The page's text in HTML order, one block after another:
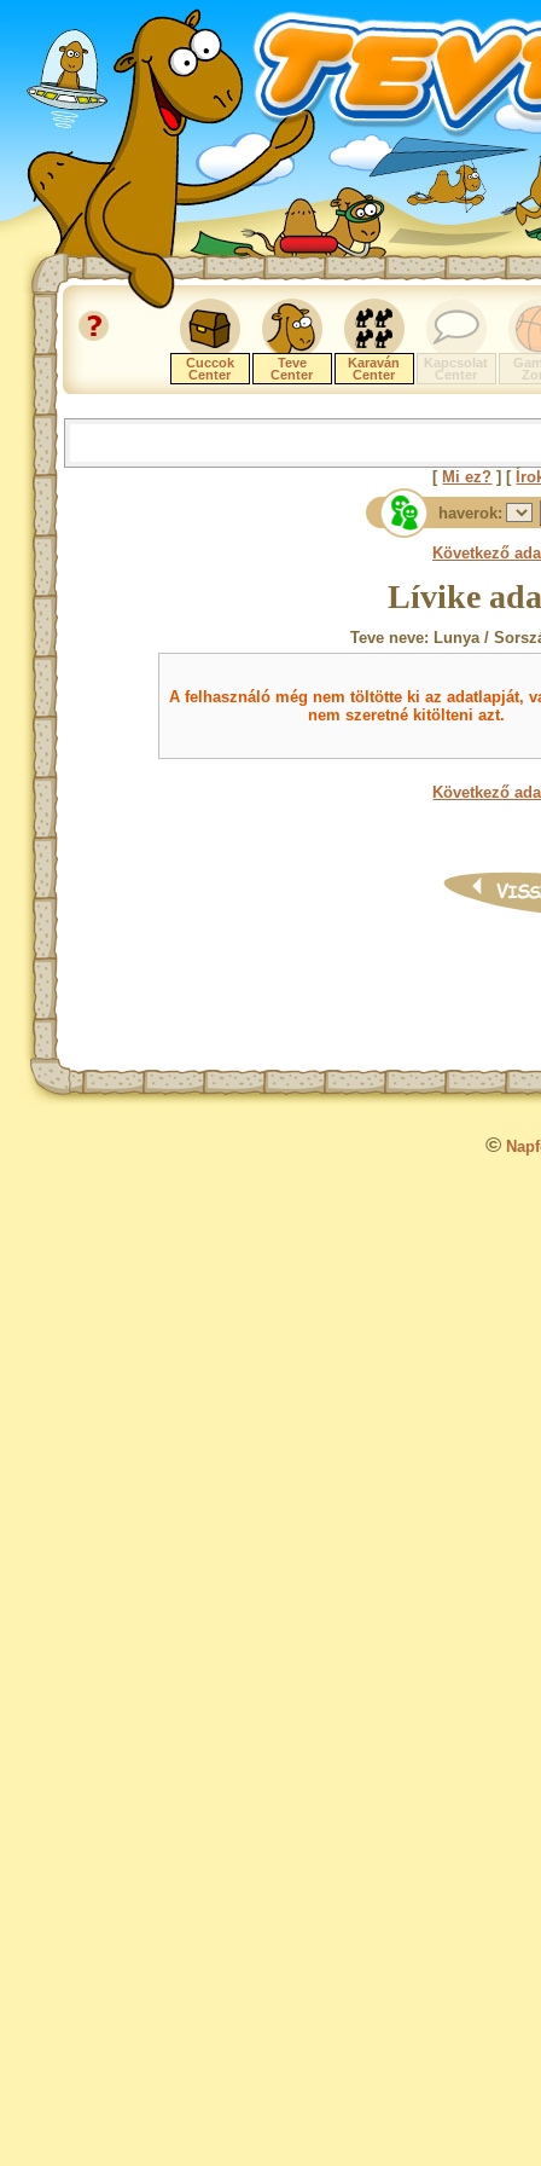
Cuccok
Center
Teve
Center
Karaván
Center
Kapcsolat
Center
[ Mi ez? ] [
haverok:
Következő
Lívike
Teve neve: Lunya /
A felhasználó még nem töltötte ki az adatlapját,
nem szeretné kitölteni azt.
Következő
©